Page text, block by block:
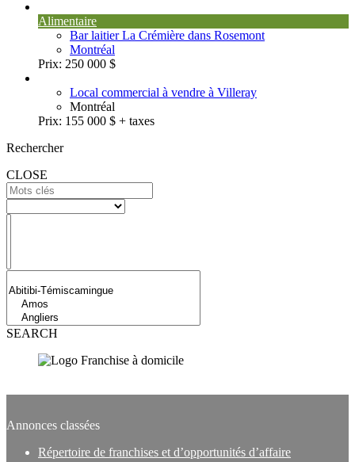
Alimentaire
Bar laitier La Crémière dans Rosemont
Montréal
Prix: 250 000 $
Local commercial à vendre à Villeray
Montréal
Prix: 155 000 $ + taxes
Rechercher
CLOSE
SEARCH
Annonces classées
Répertoire de franchises et d’opportunités d’affaire